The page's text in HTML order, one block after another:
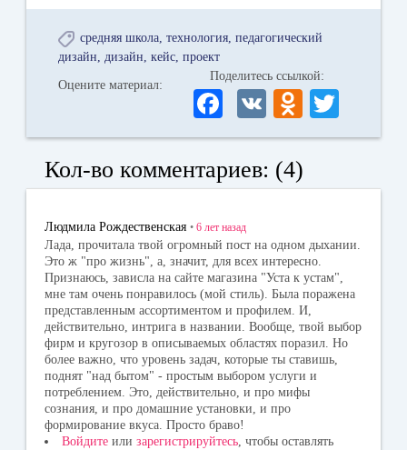
средняя школа технология педагогический
дизайн
дизайн кейс проект
Оцените материал:
Поделитесь ссылкой:
Fa
ce
bo
ok
V
K
O
dn
la
ni
ki
wi
r
Кол-во комментариев: (4)
Людмила Рождественская • 6 лет назад
Лада, прочитала твой огромный пост на одном дыхании.
Это ж "про жизнь", а, значит, для всех интересно.
Признаюсь, зависла на сайте магазина "Уста к устам",
мне там очень понравилось (мой стиль). Была поражена
представленным ассортиментом и профилем. И,
действительно, интрига в названии. Вообще, твой выбор
фирм и кругозор в описываемых областях поразил. Но
более важно, что уровень задач, которые ты ставишь,
поднят "над бытом" - простым выбором услуги и
потреблением. Это, действительно, и про мифы
сознания, и про домашние установки, и про
формирование вкуса. Просто браво!
Войдите или зарегистрируйтесь, чтобы оставлять